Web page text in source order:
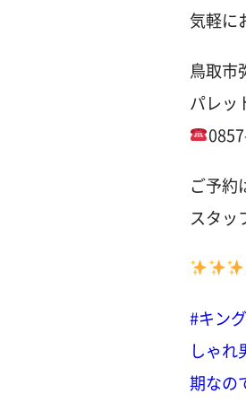
気軽に
鳥取市
パレッ
ご予約
スタッ
#キン
しゃれ
期なの